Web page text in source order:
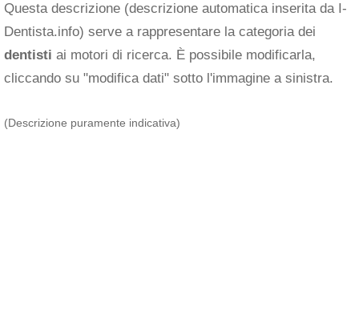
Questa descrizione (descrizione automatica inserita da I-
Dentista.info) serve a rappresentare la categoria dei
dentisti ai motori di ricerca. È possibile modificarla,
cliccando su "modifica dati" sotto l'immagine a sinistra.
(Descrizione puramente indicativa)